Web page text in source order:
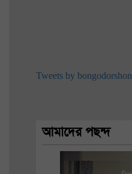
Tweets by
আমাদের পছন্দ